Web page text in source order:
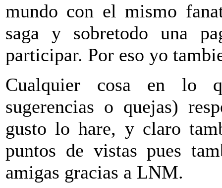
mundo con el mismo
saga y sobretodo una
participar. Por eso yo
Cualquier cosa en lo
sugerencias o quejas)
gusto lo hare, y claro
puntos de vistas pues
amigas gracias a LNM.